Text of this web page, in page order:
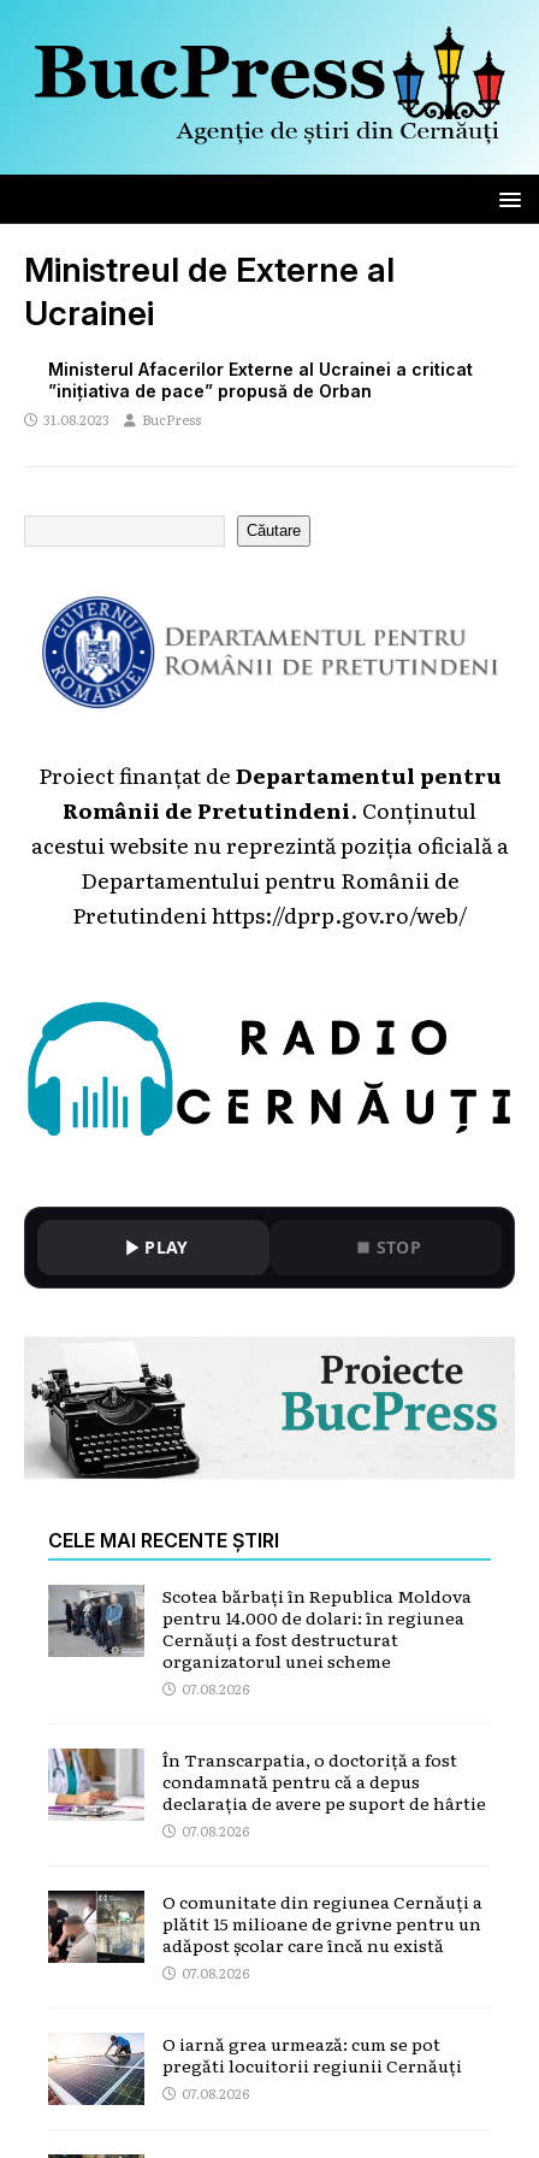
Ministreul de Externe al
Ucrainei
Ministerul Afacerilor Externe al Ucrainei a criticat
”inițiativa de pace” propusă de Orban
31.08.2023 BucPress
Căutare
Proiect finanțat deDepartamentul pentru
Românii de Pretutindeni. Conținutul
acestui website nu reprezintă poziția oficială a
Departamentului pentru Românii de
Pretutindeni https://dprp.gov.ro/web/
PLAY STOP
CELE MAI RECENTE ȘTIRI
Scotea bărbați în Republica Moldova
pentru 14.000 de dolari: în regiunea
Cernăuți a fost destructurat
organizatorul unei scheme
07.08.2026
În Transcarpatia, o doctoriță a fost
condamnată pentru că a depus
declarația de avere pe suport de hârtie
07.08.2026
O comunitate din regiunea Cernăuți a
plătit 15 milioane de grivne pentru un
adăpost școlar care încă nu există
07.08.2026
O iarnă grea urmează: cum se pot
pregăti locuitorii regiunii Cernăuți
07.08.2026